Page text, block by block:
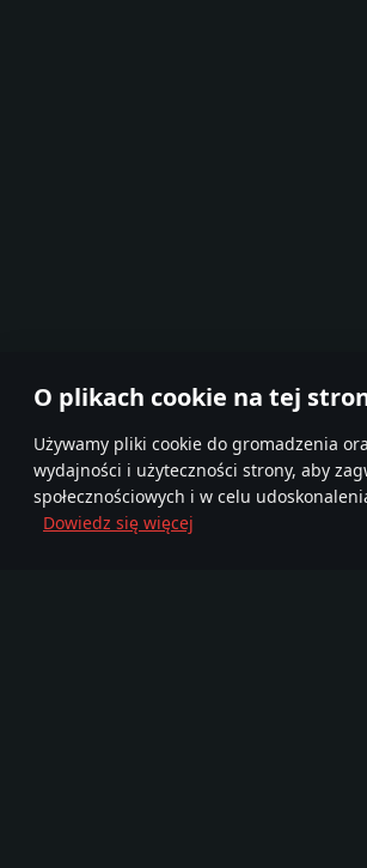
O plikach cookie na tej
Używamy pliki cookie do gromadzenia
wydajności i użyteczności strony, aby
społecznościowych i w celu
Dowiedz się więcej